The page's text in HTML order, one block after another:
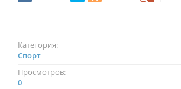
Категория:
Спорт
Просмотров:
0